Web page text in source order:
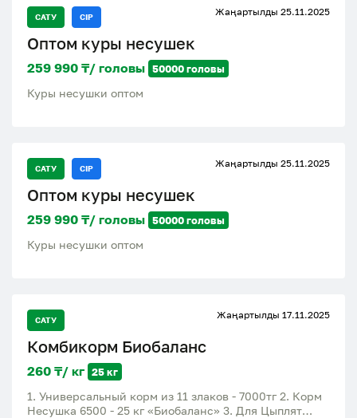
САТУ CIP Жаңартылды 25.11.2025
Оптом куры несушек
259 990 ₸/ головы 50000 головы
Куры несушки оптом
САТУ CIP Жаңартылды 25.11.2025
Оптом куры несушек
259 990 ₸/ головы 50000 головы
Куры несушки оптом
САТУ Жаңартылды 17.11.2025
Комбикорм Биобаланс
260 ₸/ кг 25 кг
1. Универсальный корм из 11 злаков - 7000тг 2. Корм
Несушка 6500 - 25 кг «Биобаланс» 3. Для Цыплят